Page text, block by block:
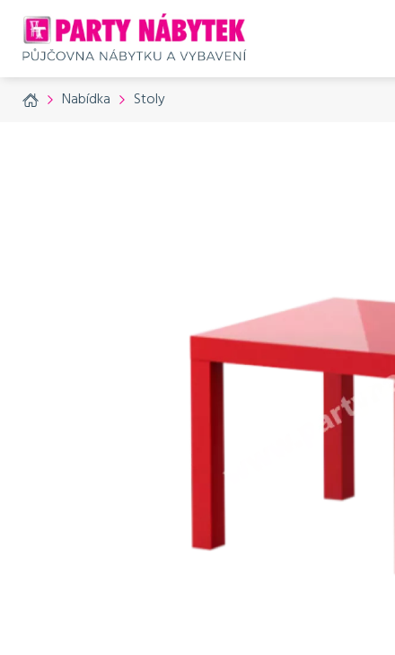
Home Nabídka Stoly